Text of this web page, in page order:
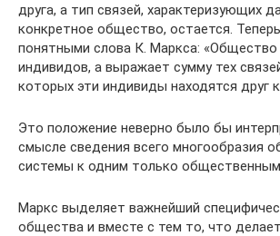
друга, а тип связей, характеризующих
конкретное общество, остается.
понятными слова К. Маркса: «Общество
индивидов, а выражает сумму тех
которых эти индивиды находятся друг к
Это положение неверно было бы
смысле сведения всего многообразия
системы к одним только
Маркс выделяет важнейший
общества и вместе с тем то, что